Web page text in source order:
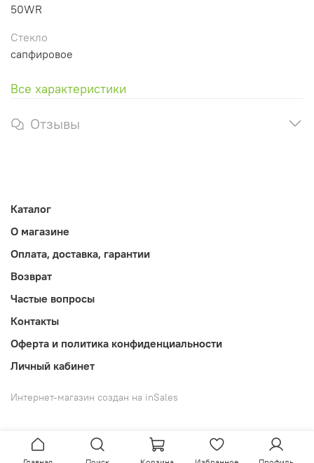
50WR
Стекло
сапфировое
Все характеристики
Отзывы
Каталог
О магазине
Оплата, доставка, гарантии
Возврат
Частые вопросы
Контакты
Оферта и политика конфиденциальности
Личный кабинет
Интернет-магазин создан на inSales